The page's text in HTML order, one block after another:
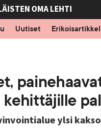
OMA LEHTI
Uutiset
ylsi